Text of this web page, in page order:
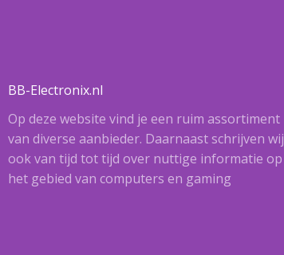
BB-Electronix.nl
Op deze website vind je een ruim assortiment
van diverse aanbieder. Daarnaast schrijven wij
ook van tijd tot tijd over nuttige informatie op
het gebied van computers en gaming